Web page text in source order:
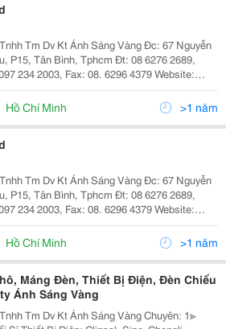
Tm Dv Kt Ánh Sáng Vàng Đc: 67 Nguyễn
Tân Bình, Tphcm Đt: 08 6276 2689,
234 2003, Fax: 08. 6296 4379 Website:
Email:
Công Ty Ánh Sáng Vàng
Hồ Chí Minh >1 năm
Tm Dv Kt Ánh Sáng Vàng Đc: 67 Nguyễn
Tân Bình, Tphcm Đt: 08 6276 2689,
234 2003, Fax: 08. 6296 4379 Website:
Email:
Công Ty Ánh Sáng Vàng
Hồ Chí Minh >1 năm
Máng Đèn, Thiết Bị Điện, Đèn Chiếu
Ánh Sáng Vàng
Tm Dv Kt Ánh Sáng Vàng Chuyên: 1≫